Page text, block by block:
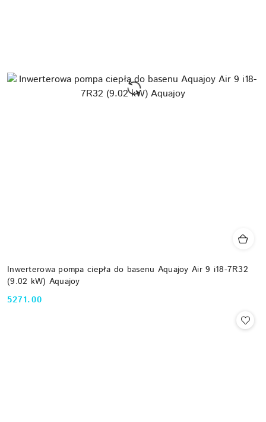
Inwerterowa pompa ciepła do basenu Aquajoy Air 9 i18-7R32
(9.02 kW) Aquajoy
Cena:
5271.00